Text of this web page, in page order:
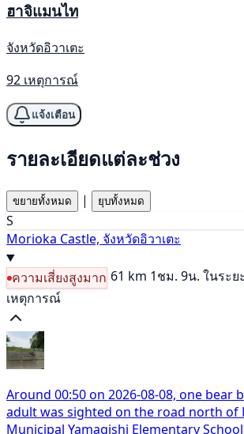
ฮาจิแมนไท
จังหวัดอิวาเตะ
92 เหตุการณ์
แจ้งเตือน
รายละเอียดแต่ละช่วง
ขยายทั้งหมด | ยุบทั้งหมด
S
Morioka Castle, จังหวัดอิวาเตะ
ความเสี่ยงสูงมาก 61 km 1ชม. 9น. ในระย
เหตุการณ์
Around 00:50 on 2026-08-08, one bear
adult was sighted on the road north of
Municipal Yamagishi Elementary